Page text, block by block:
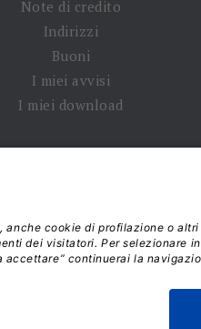
Note di credito
Indirizzi
Buoni
I miei avvisi
I miei download
- La Tribuna S.r.l. |
Responsabile della
Viale Enrico